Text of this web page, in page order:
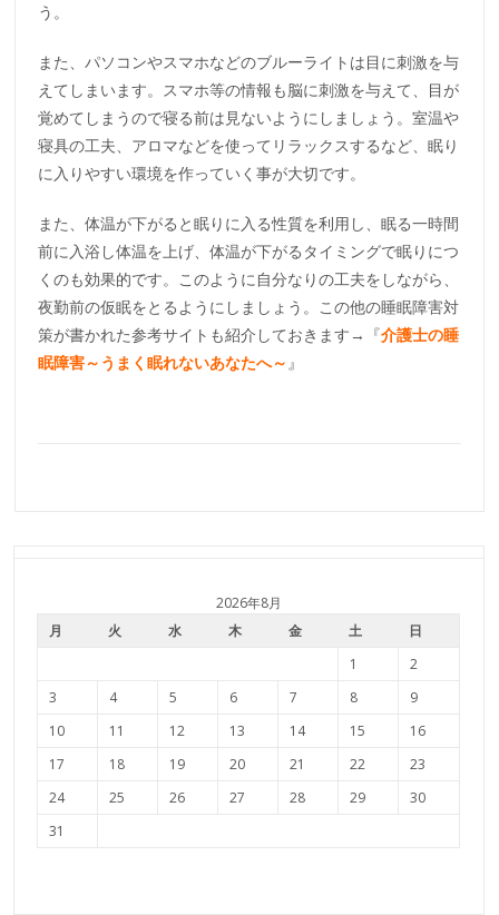
う。
また、パソコンやスマホなどのブルーライトは目に刺激を与
えてしまいます。スマホ等の情報も脳に刺激を与えて、目が
覚めてしまうので寝る前は見ないようにしましょう。室温や
寝具の工夫、アロマなどを使ってリラックスするなど、眠り
に入りやすい環境を作っていく事が大切です。
また、体温が下がると眠りに入る性質を利用し、眠る一時間
前に入浴し体温を上げ、体温が下がるタイミングで眠りにつ
くのも効果的です。このように自分なりの工夫をしながら、
夜勤前の仮眠をとるようにしましょう。この他の睡眠障害対
策が書かれた参考サイトも紹介しておきます→『介護士の睡
眠障害～うまく眠れないあなたへ～ 』
2026年8月
月
火 水 木 金 土
日
1
2
3
4 5 6 7 8
9
10
11 12 13 14 15
16
17
18 19 20 21 22
23
24
25 26 27 28 29
30
31